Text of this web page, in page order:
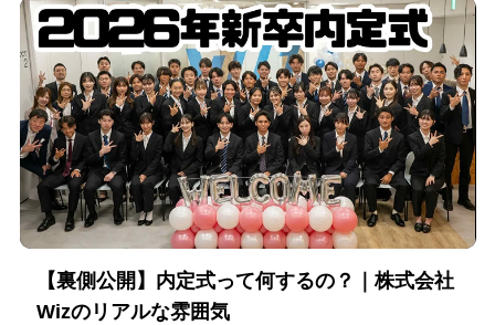
【裏側公開】内定式って何するの？｜株式会社
Wizのリアルな雰囲気